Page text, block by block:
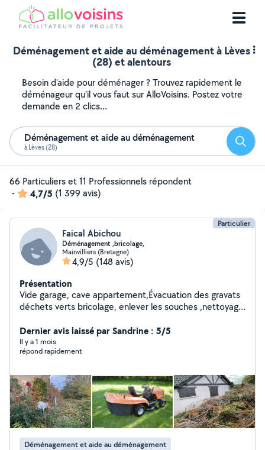
Déménagement et aide au déménagement à Lèves
(28) et alentours
Besoin d'aide pour déménager ? Trouvez rapidement le
déménageur qu'il vous faut sur AlloVoisins. Postez votre
demande en 2 clics...
Déménagement et aide au déménagement
à Lèves (28)
66 Particuliers et 11 Professionnels répondent
-
4,7/5 (1 399 avis)
Particulier
Faical Abichou
Déménagement ,bricolage,
Mainvilliers (Bretagne)
4,9/5 (148 avis)
Présentation
Vide garage, cave appartement,Évacuation des gravats
déchets verts bricolage, enlever les souches ,nettoyage
Dernier avis laissé par Sandrine : 5/5
Il y a 1 mois
répond rapidement
Déménagement et aide au déménagement